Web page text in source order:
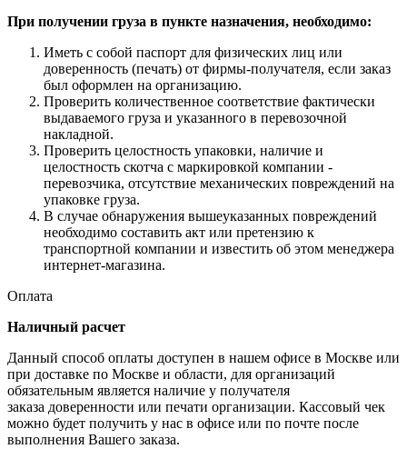
При получении груза в пункте назначения, необходимо:
Иметь с собой паспорт для физических лиц или
доверенность (печать) от фирмы-получателя, если заказ
был оформлен на организацию.
Проверить количественное соответствие фактически
выдаваемого груза и указанного в перевозочной
накладной.
Проверить целостность упаковки, наличие и
целостность скотча с маркировкой компании -
перевозчика, отсутствие механических повреждений на
упаковке груза.
В случае обнаружения вышеуказанных повреждений
необходимо составить акт или претензию к
транспортной компании и известить об этом менеджера
интернет-магазина.
Оплата
Наличный расчет
Данный способ оплаты доступен в нашем офисе в Москве или
при доставке по Москве и области, для организаций
обязательным является наличие у получателя
заказа доверенности или печати организации. Кассовый чек
можно будет получить у нас в офисе или по почте после
выполнения Вашего заказа.